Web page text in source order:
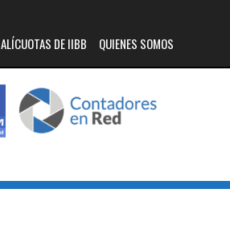
ALÍCUOTAS DE IIBB QUIENES SOMOS